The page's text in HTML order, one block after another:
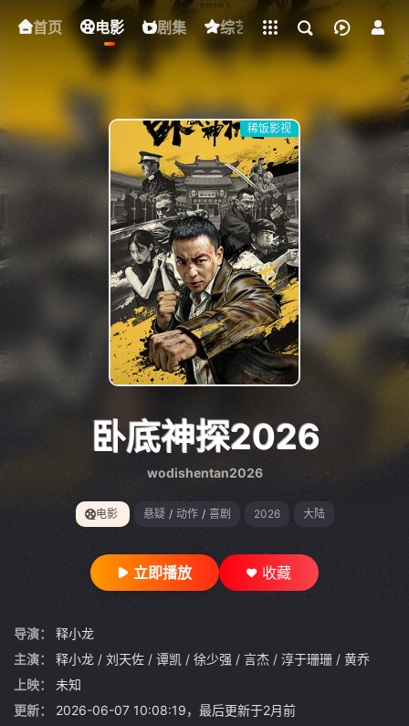
首页 电影 剧集 综艺 动漫 短剧
下载客户端
立即登录
gt 0"}
稀饭影视
卧底神探2026
wodishentan2026
电影 悬疑 / 动作 / 喜剧 2026 大陆
立即播放 收藏
导演：
释小龙
主演：
释小龙 / 刘天佐 / 谭凯 / 徐少强 / 言杰 / 淳于珊珊 / 黄乔
上映：
未知
更新：
2026-06-07 10:08:19，最后更新于2月前